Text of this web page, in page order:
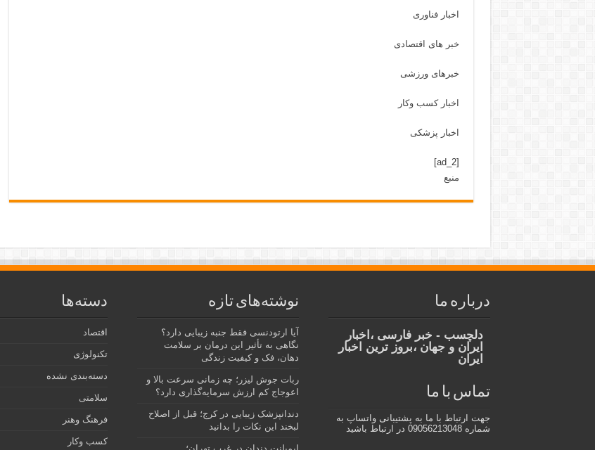
اخبار فناوری
خبر های اقتصادی
خبرهای ورزشی
اخبار کسب وکار
اخبار پزشکی
[ad_2]
منبع
درباره ما
دلچسب - خبر فارسی ،اخبار
ایران و جهان ،بروز ترین اخبار
ایران
تماس با ما
جهت ارتباط با ما به پشتیبانی واتساپ به
شماره 09056213048 در ارتباط باشید
نوشته‌های تازه
آیا ارتودنسی فقط جنبه زیبایی دارد؟
نگاهی به تأثیر این درمان بر سلامت
دهان، فک و کیفیت زندگی
ربات جوش لیزر؛ چه زمانی سرعت بالا و
اعوجاج کم ارزش سرمایه‌گذاری دارد؟
دندانپزشک زیبایی در کرج؛ قبل از اصلاح
لبخند این نکات را بدانید
دسته‌ها
اقتصاد
تکنولوژی
دسته‌بندی نشده
سلامتی
فرهنگ وهنر
کسب وکار